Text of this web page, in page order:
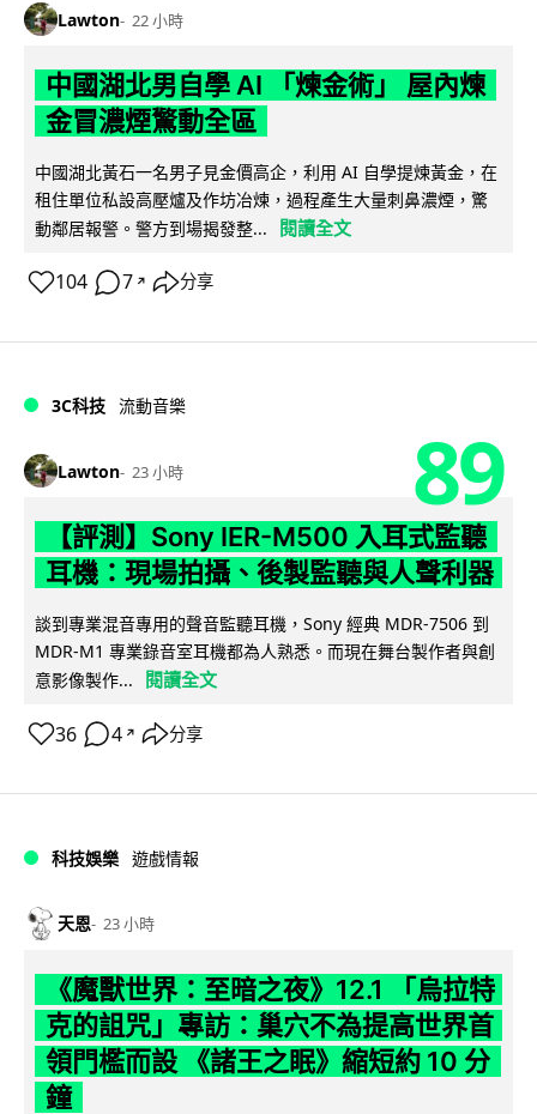
Lawton 22 小時
中國湖北男自學 AI 「煉金術」 屋內煉
金冒濃煙驚動全區
中國湖北黃石一名男子見金價高企，利用 AI 自學提煉黃金，在
租住單位私設高壓爐及作坊冶煉，過程產生大量刺鼻濃煙，驚
動鄰居報警。警方到場揭發整...
閱讀全文
104 7 ↗ 分享
3C科技 流動音樂
Lawton 23 小時 89
【評測】Sony IER-M500 入耳式監聽
耳機：現場拍攝、後製監聽與人聲利器
談到專業混音專用的聲音監聽耳機，Sony 經典 MDR-7506 到
MDR-M1 專業錄音室耳機都為人熟悉。而現在舞台製作者與創
意影像製作...
閱讀全文
36 4 ↗ 分享
科技娛樂 遊戲情報
天恩 23 小時
《魔獸世界：至暗之夜》12.1 「烏拉特
克的詛咒」專訪：巢穴不為提高世界首
領門檻而設 《諸王之眠》縮短約 10 分
鐘